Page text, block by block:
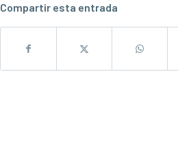
Compartir esta entrada